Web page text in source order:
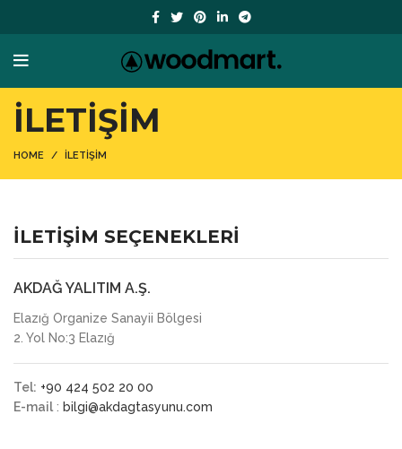
İLETİŞİM
HOME İLETİŞİM
İLETİŞİM SEÇENEKLERİ
AKDAĞ YALITIM A.Ş.
Elazığ Organize Sanayii Bölgesi
2. Yol No:3 Elazığ
Tel: +90 424 502 20 00
E-mail : bilgi@akdagtasyunu.com